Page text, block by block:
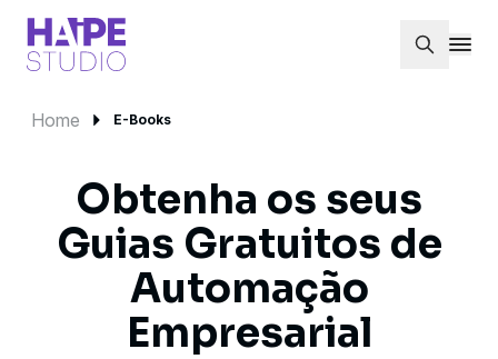
Home E-Books
Obtenha os seus
Guias Gratuitos de
Automação
Empresarial